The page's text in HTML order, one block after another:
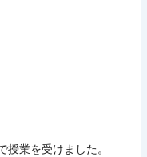
業を受けました。